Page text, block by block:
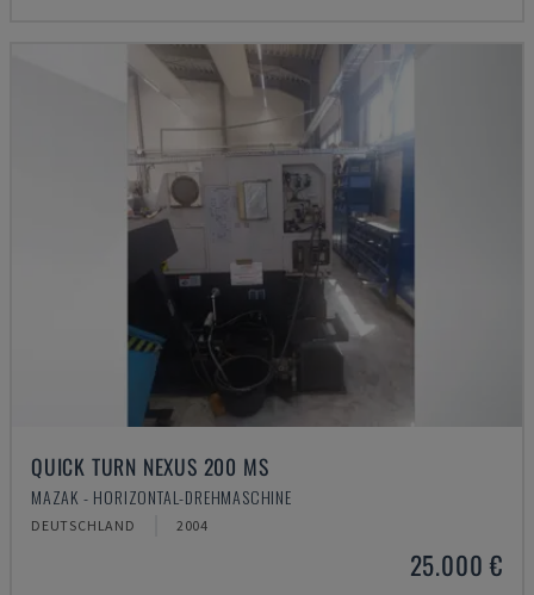
QUICK TURN NEXUS 200 MS
MAZAK - HORIZONTAL-DREHMASCHINE
DEUTSCHLAND 2004
25.000 €